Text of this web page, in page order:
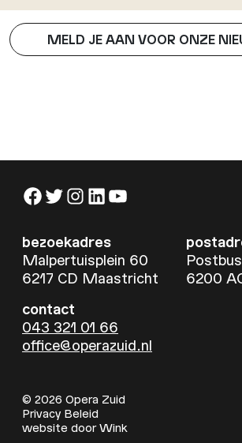
MELD JE AAN VOOR ONZE
Facebook
Twitter
Instagram
LinkedIn
YouTube
bezoekadres
Malpertuisplein 60
6217 CD Maastricht
6200
contact
043 321 01 66
office@operazuid.nl
© 2026 Opera Zuid
Privacy Beleid
website doorWink